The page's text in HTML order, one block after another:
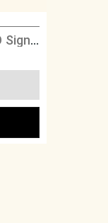
SALVATORE FERRAGAMO Signorina Ribelle